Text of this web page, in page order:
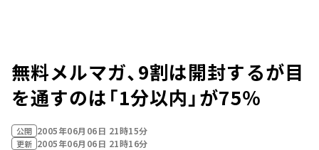
無料メルマガ、9割は開封するが目
を通すのは「1分以内」が75％
公開 2005年06月06日 21時15分
更新 2005年06月06日 21時16分